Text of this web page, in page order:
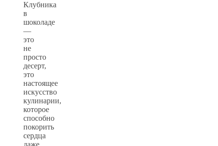
Клубника
в
шоколаде
—
это
не
просто
десерт,
это
настоящее
искусство
кулинарии,
которое
способно
покорить
сердца
даже